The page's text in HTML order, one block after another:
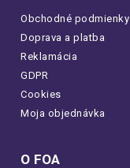
Obchodné podmienky
Doprava a platba
Reklamácia
GDPR
Cookies
Moja objednávka
O FOA